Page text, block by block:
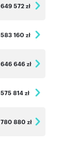
649 572 zł
583 160 zł
646 646 zł
575 814 zł
780 880 zł